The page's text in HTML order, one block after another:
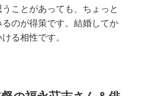
ことがあっても、ちょっと
のが得策です。結婚してか
る相性です。